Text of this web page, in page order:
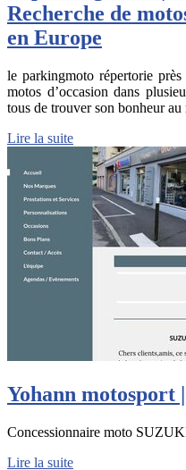
Recherche de
en Europe
le parkingmoto répertorie
motos d’occasion dans
tous de trouver son bonheur
Lire la suite
Yohann motosport
Concessionnaire moto
Lire la suite